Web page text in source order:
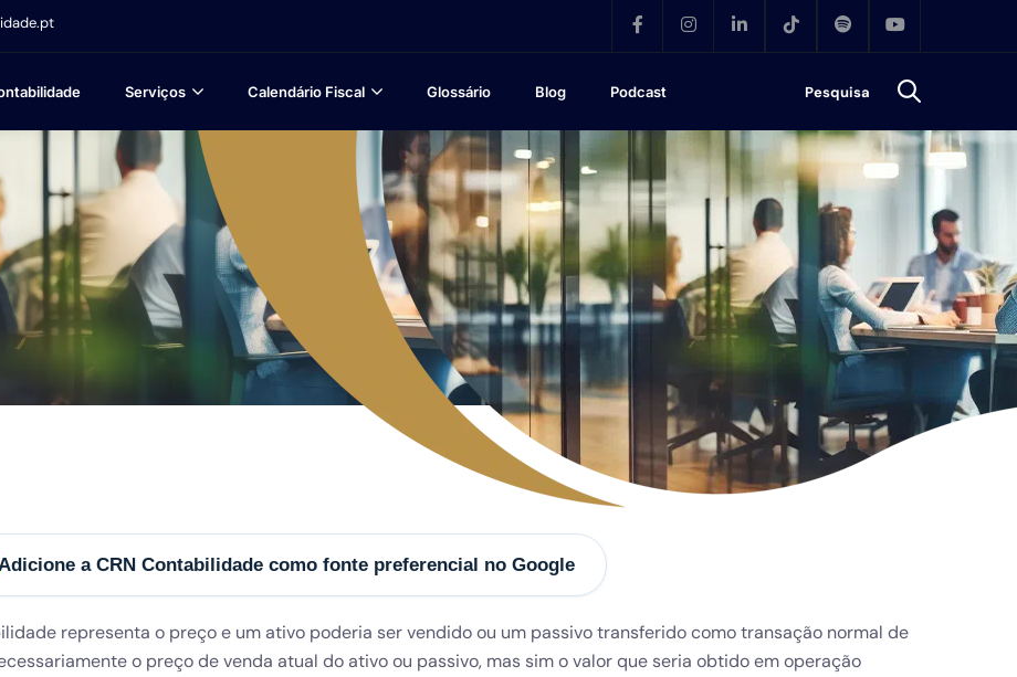
Serviços Calendário Fiscal Glossário Blog Podcast
a CRN Contabilidade como fonte preferencial no Google
representa o preço e um ativo poderia ser vendido ou um passivo transferido como transação normal de
o preço de venda atual do ativo ou passivo, mas sim o valor que seria obtido em operação